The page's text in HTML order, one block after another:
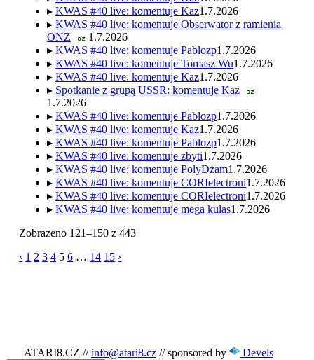
▸ KWAS #40 live: komentuje Kaz1.7.2026
▸ KWAS #40 live: komentuje Obserwator z ramienia
ONZ
cz 1.7.2026
▸ KWAS #40 live: komentuje Pablozp1.7.2026
▸ KWAS #40 live: komentuje Tomasz Wu1.7.2026
▸ KWAS #40 live: komentuje Kaz1.7.2026
▸ Spotkanie z grupą USSR: komentuje Kaz cz
1.7.2026
▸ KWAS #40 live: komentuje Pablozp1.7.2026
▸ KWAS #40 live: komentuje Kaz1.7.2026
▸ KWAS #40 live: komentuje Pablozp1.7.2026
▸ KWAS #40 live: komentuje zbyti1.7.2026
▸ KWAS #40 live: komentuje PolyDżam1.7.2026
▸ KWAS #40 live: komentuje CORIelectroni1.7.2026
▸ KWAS #40 live: komentuje CORIelectroni1.7.2026
▸ KWAS #40 live: komentuje mega kulas1.7.2026
Zobrazeno 121–150 z 443
‹ 1 2 3 4 5 6 … 14 15 ›
ATARI8.CZ // info@atari8.cz // sponsored by Devels